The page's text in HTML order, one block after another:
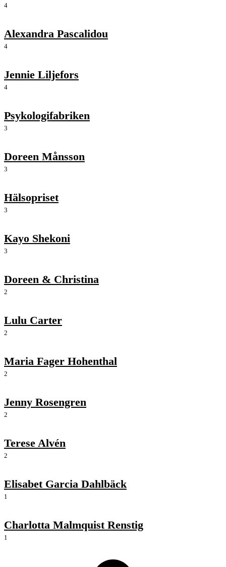
4
Alexandra Pascalidou
4
Jennie Liljefors
4
Psykologifabriken
3
Doreen Månsson
3
Hälsopriset
3
Kayo Shekoni
3
Doreen & Christina
2
Lulu Carter
2
Maria Fager Hohenthal
2
Jenny Rosengren
2
Terese Alvén
2
Elisabet Garcia Dahlbäck
1
Charlotta Malmquist Renstig
1